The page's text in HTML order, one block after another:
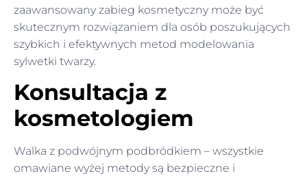
zaawansowany zabieg kosmetyczny może być
skutecznym rozwiązaniem dla osób poszukujących
szybkich i efektywnych metod modelowania
sylwetki twarzy.
Konsultacja z
kosmetologiem
Walka z podwójnym podbródkiem – wszystkie
omawiane wyżej metody są bezpieczne i